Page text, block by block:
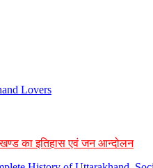
Lovers
का इतिहास एवं जन आन्दोलन